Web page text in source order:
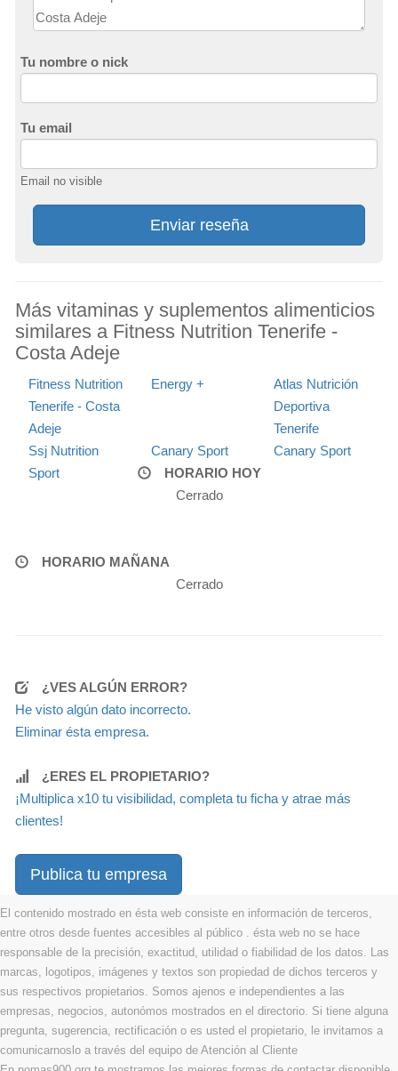
Tu nombre o nick
Tu email
Email no visible
Enviar reseña
Más vitaminas y suplementos alimenticios
similares a Fitness Nutrition Tenerife -
Costa Adeje
Fitness Nutrition
Tenerife - Costa
Adeje
Energy +
Atlas Nutrición
Deportiva
Tenerife
Ssj Nutrition
Sport
Canary Sport
Canary Sport
HORARIO HOY
Cerrado
HORARIO MAÑANA
Cerrado
¿VES ALGÚN ERROR?
He visto algún dato incorrecto.
Eliminar ésta empresa.
¿ERES EL PROPIETARIO?
¡Multiplica x10 tu visibilidad, completa tu ficha y atrae más
clientes!
Publica tu empresa
El contenido mostrado en ésta web consiste en información de terceros,
entre otros desde fuentes accesibles al público . ésta web no se hace
responsable de la precisión, exactitud, utilidad o fiabilidad de los datos. Las
marcas, logotipos, imágenes y textos son propiedad de dichos terceros y
sus respectivos propietarios. Somos ajenos e independientes a las
empresas, negocios, autonómos mostrados en el directorio. Si tiene alguna
pregunta, sugerencia, rectificación o es usted el propietario, le invitamos a
comunicarnoslo a través del equipo de Atención al Cliente